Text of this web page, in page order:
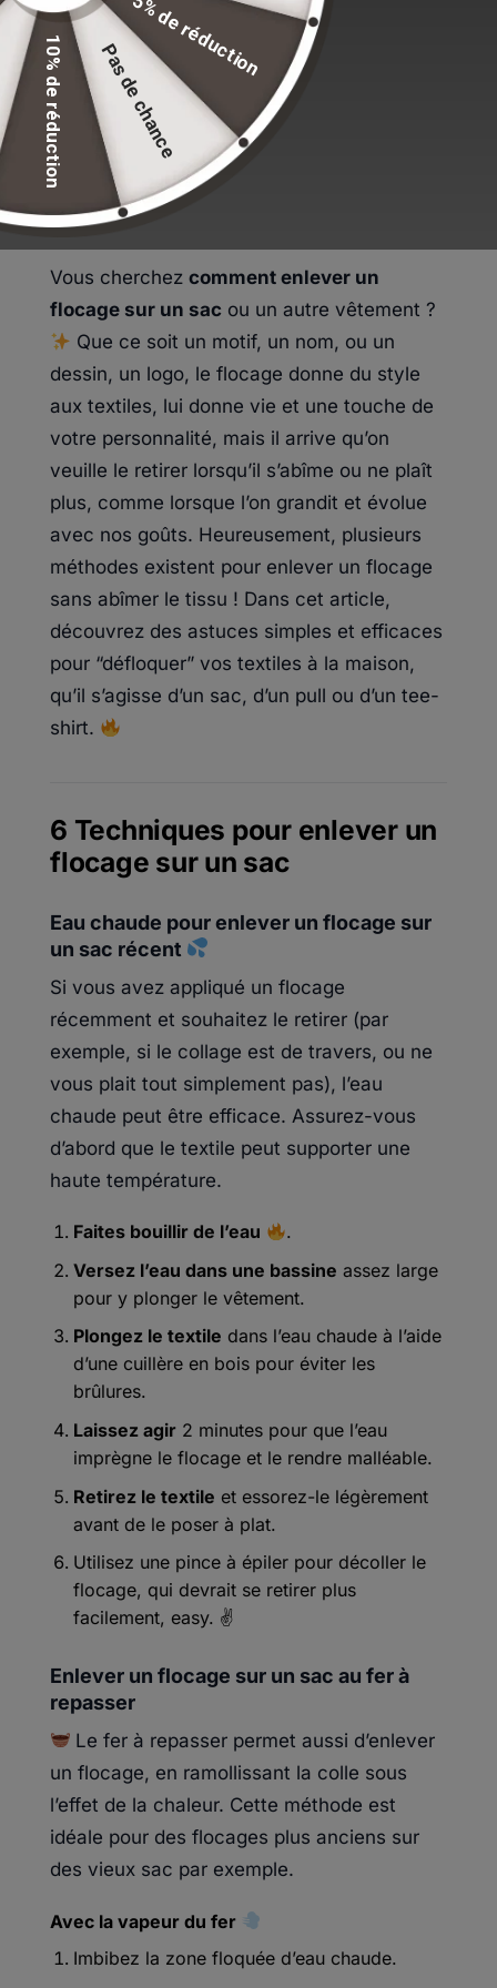
Avec la chaleur du fer
Retirer un flocage sur un sac avec un solvant
Enlever un flocage sur un sac avec du vinaigre
blanc
Introduction : Comment
enlever un flocage sur un sac
?
Vous cherchez comment enlever un
flocage sur un sac ou un autre vêtement ?
Que ce soit un motif, un nom, ou un
dessin, un logo, le flocage donne du style
aux textiles, lui donne vie et une touche de
votre personnalité, mais il arrive qu’on
veuille le retirer lorsqu’il s’abîme ou ne plaît
plus, comme lorsque l’on grandit et évolue
avec nos goûts. Heureusement, plusieurs
méthodes existent pour enlever un flocage
sans abîmer le tissu ! Dans cet article,
découvrez des astuces simples et efficaces
pour “défloquer” vos textiles à la maison,
qu’il s’agisse d’un sac, d’un pull ou d’un tee-
shirt.
6 Techniques pour enlever un
flocage sur un sac
Eau chaude pour enlever un flocage sur
un sac récent
Si vous avez appliqué un flocage
récemment et souhaitez le retirer (par
exemple, si le collage est de travers, ou ne
vous plait tout simplement pas), l’eau
chaude peut être efficace. Assurez-vous
d’abord que le textile peut supporter une
haute température.
Faites bouillir de l’eau
.
Versez l’eau dans une bassine assez large
pour y plonger le vêtement.
Plongez le textile dans l’eau chaude à l’aide
d’une cuillère en bois pour éviter les
brûlures.
Laissez agir2 minutes pour que l’eau
imprègne le flocage et le rendre malléable.
Retirez le textile et essorez-le légèrement
avant de le poser à plat.
Utilisez une pince à épiler pour décoller le
flocage, qui devrait se retirer plus
facilement, easy. ✌️
Enlever un flocage sur un sac au fer à
repasser
Le fer à repasser permet aussi d’enlever
un flocage, en ramollissant la colle sous
l’effet de la chaleur. Cette méthode est
idéale pour des flocages plus anciens sur
des vieux sac par exemple.
Avec la vapeur du fer
Imbibez la zone floquée d’eau chaude.
5% de réduction
Pas de chance
10% de réduction